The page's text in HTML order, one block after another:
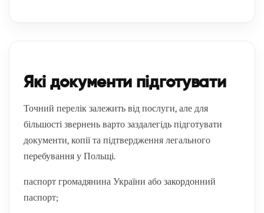
Які документи підготувати
Точний перелік залежить від послуги, але для
більшості звернень варто заздалегідь підготувати
документи, копії та підтвердження легального
перебування у Польщі.
паспорт громадянина України або закордонний
паспорт;